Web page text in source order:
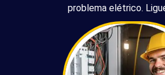
problema elétrico.